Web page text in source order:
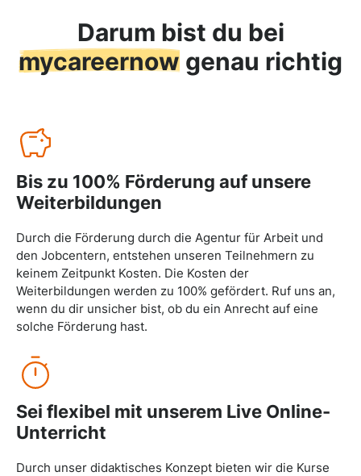
Darum bist du bei
mycareernow genau richtig
Bis zu 100% Förderung auf unsere
Weiterbildungen
Durch die Förderung durch die Agentur für Arbeit und
den Jobcentern, entstehen unseren Teilnehmern zu
keinem Zeitpunkt Kosten. Die Kosten der
Weiterbildungen werden zu 100% gefördert. Ruf uns an,
wenn du dir unsicher bist, ob du ein Anrecht auf eine
solche Förderung hast.
Sei flexibel mit unserem Live Online-
Unterricht
Durch unser didaktisches Konzept bieten wir die Kurse